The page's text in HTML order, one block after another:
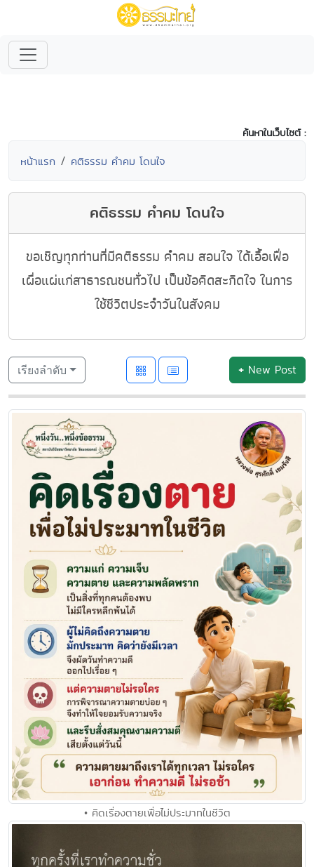
ค้นหาในเว็บไซต์ :
หน้าแรก คติธรรม คำคม โดนใจ
คติธรรม คำคม โดนใจ
ขอเชิญทุกท่านที่มีคติธรรม คำคม สอนใจ ได้เอื้อเฟื่อ
เผื่อแผ่แก่สาธารณชนทั่วไป เป็นข้อคิดสะกิดใจ ในการ
ใช้ชีวิตประจำวันในสังคม
เรียงลำดับ +New Post
• คิดเรื่องตายเพื่อไม่ประมาทในชีวิต